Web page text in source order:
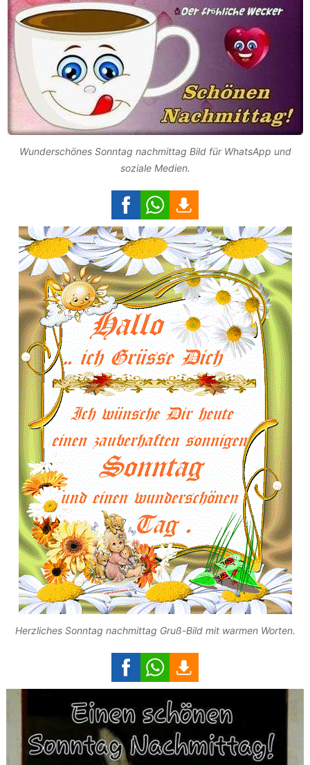
Wunderschönes Sonntag nachmittag Bild für WhatsApp und
soziale Medien.
Herzliches Sonntag nachmittag Gruß-Bild mit warmen Worten.